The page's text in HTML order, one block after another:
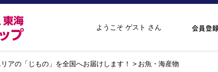
ようこそ ゲスト さん 会員登
アの「じもの」を全国へお届けします！ お魚・海産物